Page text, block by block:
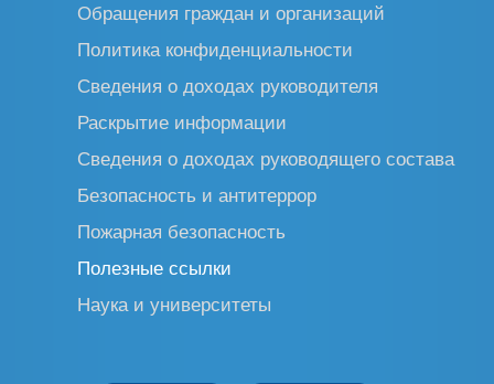
Обращения граждан и организаций
Политика конфиденциальности
Сведения о доходах руководителя
Раскрытие информации
Сведения о доходах руководящего состава
Безопасность и антитеррор
Пожарная безопасность
Полезные ссылки
Наука и университеты